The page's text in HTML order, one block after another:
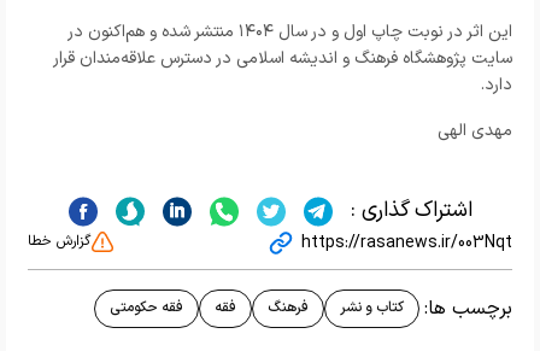
این اثر در نوبت چاپ اول و در سال ۱۴۰۴ منتشر شده و هم‌اکنون در
سایت پژوهشگاه فرهنگ و اندیشه اسلامی در دسترس علاقه‌مندان قرار
دارد.
مهدی الهی
اشتراک گذاری :
https://rasanews.ir/003Nqt گزارش خطا
برچسب ها: کتاب و نشر فرهنگ فقه فقه حکومتی